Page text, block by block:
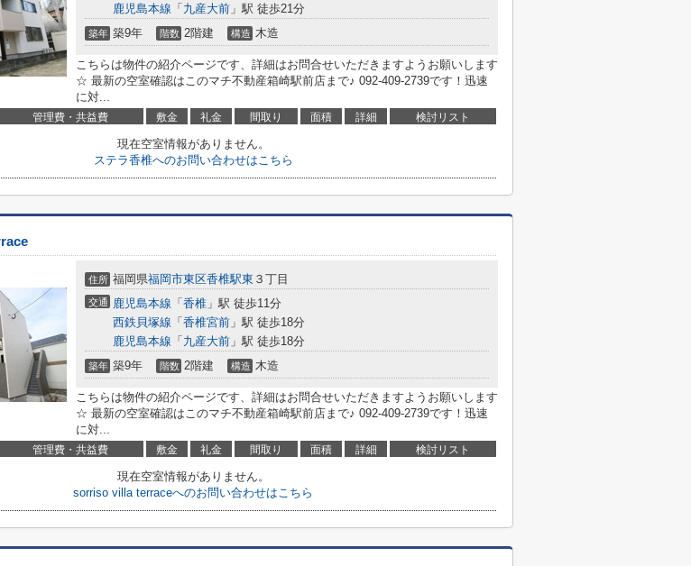
鹿児島本線 「 九産大前 」駅 徒歩21分
築年 築9年 階数 2階建 構造 木造
こちらは物件の紹介ページです、詳細はお問合せいただきますようお願いします
☆ 最新の空室確認はこのマチ不動産箱崎駅前店まで♪ 092-409-2739です！迅速
に対...
管理費・共益費 敷金 礼金 間取り 面積 詳細 検討リスト
現在空室情報がありません。
ステラ香椎へのお問い合わせはこちら
住所 福岡県福岡市東区香椎駅東 ３丁目
交通 鹿児島本線 「 香椎 」駅 徒歩11分
西鉄貝塚線 「 香椎宮前 」駅 徒歩18分
鹿児島本線 「 九産大前 」駅 徒歩18分
築年 築9年 階数 2階建 構造 木造
こちらは物件の紹介ページです、詳細はお問合せいただきますようお願いします
☆ 最新の空室確認はこのマチ不動産箱崎駅前店まで♪ 092-409-2739です！迅速
に対...
管理費・共益費 敷金 礼金 間取り 面積 詳細 検討リスト
現在空室情報がありません。
sorriso villa terraceへのお問い合わせはこちら